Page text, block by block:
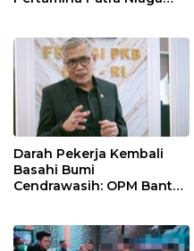
Darah Pekerja Kembali
Basahi Bumi
Cendrawasih: OPM Bantai